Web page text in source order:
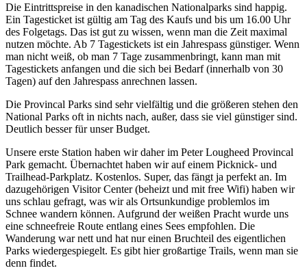
Die Eintrittspreise in den kanadischen Nationalparks sind happig.
Ein Tagesticket ist gültig am Tag des Kaufs und bis um 16.00 Uhr
des Folgetags. Das ist gut zu wissen, wenn man die Zeit maximal
nutzen möchte. Ab 7 Tagestickets ist ein Jahrespass günstiger. Wenn
man nicht weiß, ob man 7 Tage zusammenbringt, kann man mit
Tagestickets anfangen und die sich bei Bedarf (innerhalb von 30
Tagen) auf den Jahrespass anrechnen lassen.
Die Provincal Parks sind sehr vielfältig und die größeren stehen den
National Parks oft in nichts nach, außer, dass sie viel günstiger sind.
Deutlich besser für unser Budget.
Unsere erste Station haben wir daher im Peter Lougheed Provincal
Park gemacht. Übernachtet haben wir auf einem Picknick- und
Trailhead-Parkplatz. Kostenlos. Super, das fängt ja perfekt an. Im
dazugehörigen Visitor Center (beheizt und mit free Wifi) haben wir
uns schlau gefragt, was wir als Ortsunkundige problemlos im
Schnee wandern können. Aufgrund der weißen Pracht wurde uns
eine schneefreie Route entlang eines Sees empfohlen. Die
Wanderung war nett und hat nur einen Bruchteil des eigentlichen
Parks wiedergespiegelt. Es gibt hier großartige Trails, wenn man sie
denn findet.